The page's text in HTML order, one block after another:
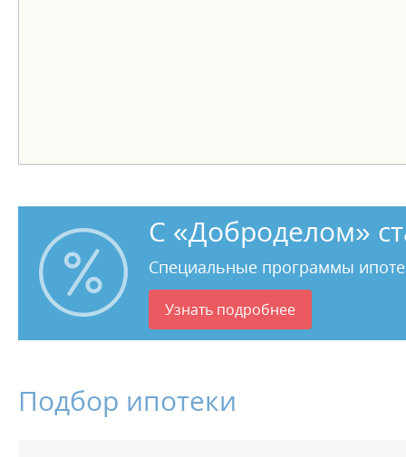
С «Доброделом»
Специальные программы
Узнать подробнее
Подбор ипотеки